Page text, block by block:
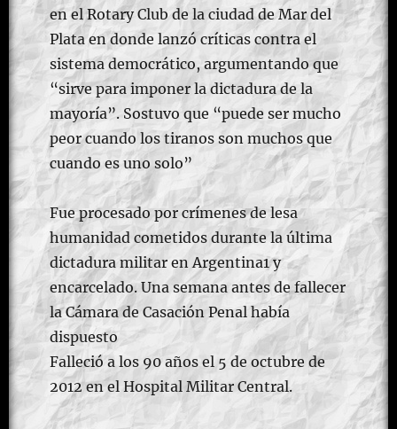
en el Rotary Club de la ciudad de Mar del
Plata en donde lanzó críticas contra el
sistema democrático, argumentando que
“sirve para imponer la dictadura de la
mayoría”. Sostuvo que “puede ser mucho
peor cuando los tiranos son muchos que
cuando es uno solo”
Fue procesado por crímenes de lesa
humanidad cometidos durante la última
dictadura militar en Argentina1​ y
encarcelado. Una semana antes de fallecer
la Cámara de Casación Penal había
dispuesto
Falleció a los 90 años el 5 de octubre de
2012 en el Hospital Militar Central.​